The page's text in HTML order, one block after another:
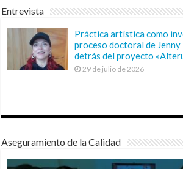
Entrevista
Práctica artística como
proceso doctoral de
detrás del proyecto
29 de julio de 2026
Aseguramiento de la Calidad